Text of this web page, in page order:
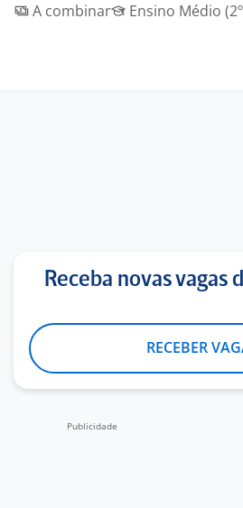
A combinar
Ensino Médio
Receba novas vagas
RECEBER